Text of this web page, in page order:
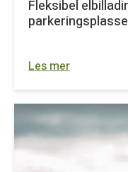
Fleksibel
Les mer